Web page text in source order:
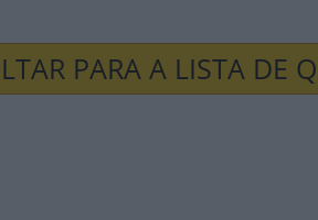
PARA A LISTA DE